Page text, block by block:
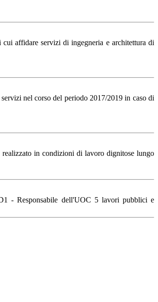
affidare servizi di ingegneria e architettura di
nel corso del periodo 2017/2019 in caso di
in condizioni di lavoro dignitose lungo
- Responsabile dell'UOC 5 lavori pubblici e